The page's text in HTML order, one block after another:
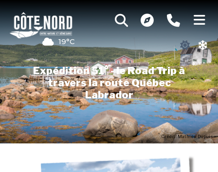
19°C
Expédition 51° - le Road Trip à
travers la route Québec
Labrador
Crédit : Mathieu Dupuis